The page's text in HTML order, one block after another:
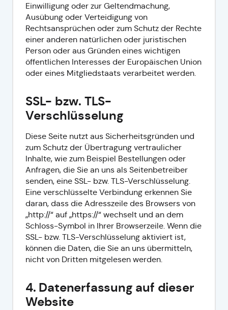
Einwilligung oder zur Geltendmachung,
Ausübung oder Verteidigung von
Rechtsansprüchen oder zum Schutz der Rechte
einer anderen natürlichen oder juristischen
Person oder aus Gründen eines wichtigen
öffentlichen Interesses der Europäischen Union
oder eines Mitgliedstaats verarbeitet werden.
SSL- bzw. TLS-
Verschlüsselung
Diese Seite nutzt aus Sicherheitsgründen und
zum Schutz der Übertragung vertraulicher
Inhalte, wie zum Beispiel Bestellungen oder
Anfragen, die Sie an uns als Seitenbetreiber
senden, eine SSL- bzw. TLS-Verschlüsselung.
Eine verschlüsselte Verbindung erkennen Sie
daran, dass die Adresszeile des Browsers von
„http://“ auf „https://“ wechselt und an dem
Schloss-Symbol in Ihrer Browserzeile. Wenn die
SSL- bzw. TLS-Verschlüsselung aktiviert ist,
können die Daten, die Sie an uns übermitteln,
nicht von Dritten mitgelesen werden.
4. Datenerfassung auf dieser
Website